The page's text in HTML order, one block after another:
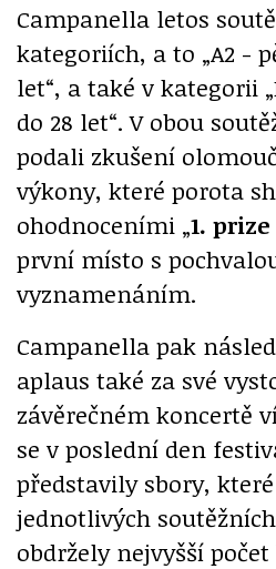
Campanella letos
kategoriích, a to „A2 -
let“, a také v kategorii
do 28 let“. V obou
podali zkušení
výkony, které porota
ohodnoceními „1.
první místo s
vyznamenáním.
Campanella pak
aplaus také za své
závěrečném koncertě
se v poslední den
představily sbory,
jednotlivých
obdržely nejvyšší počet